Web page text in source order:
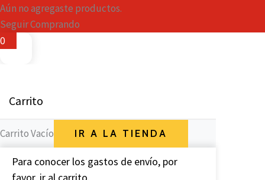
Aún no agregaste productos.
Seguir Comprando
0
Carrito
Carrito Vacío IR A LA TIENDA
Para conocer los gastos de envío, por
favor, ir al carrito.